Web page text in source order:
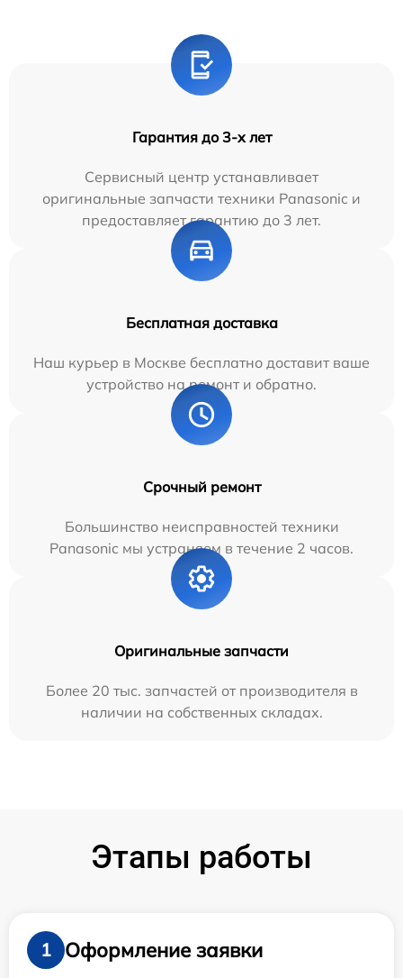
Гарантия до 3-х лет
Сервисный центр устанавливает
оригинальные запчасти техники Panasonic и
предоставляет гарантию до 3 лет.
Бесплатная доставка
Наш курьер в Москве бесплатно доставит ваше
устройство на ремонт и обратно.
Срочный ремонт
Большинство неисправностей техники
Panasonic мы устраняем в течение 2 часов.
Оригинальные запчасти
Более 20 тыс. запчастей от производителя в
наличии на собственных складах.
Этапы работы
1
Оформление заявки